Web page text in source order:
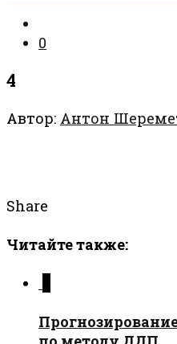
0
4
Автор: Антон
Share
Читайте также: